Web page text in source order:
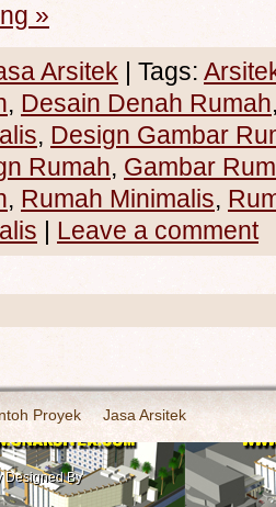
»
Arsitek | Tags:
, Desain Denah Rumah
, Design Gambar
Rumah, Gambar
, Rumah Minimalis,
| Leave a comment
Proyek Jasa Arsitek
Designed By